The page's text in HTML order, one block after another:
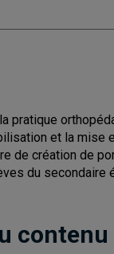
pratique
et la mise
de création de
du
contenu